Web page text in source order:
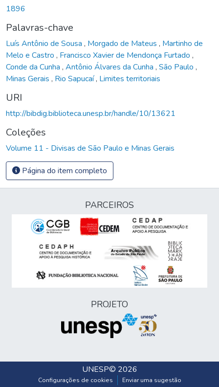
1896
Palavras-chave
Luís Antônio de Sousa , Morgado de Mateus , Martinho de
Melo e Castro , Francisco Xavier de Mendonça Furtado ,
Conde da Cunha , Antônio Álvares da Cunha , São Paulo ,
Minas Gerais , Rio Sapucaí, Limites territoriais
URI
http://bibdig.biblioteca.unesp.br/handle/10/13621
Coleções
Volume 11 - Divisas de São Paulo e Minas Gerais
Página do item completo
PARCEIROS
PROJETO
UNESP© 2026
Configurações de cookies Enviar uma sugestão